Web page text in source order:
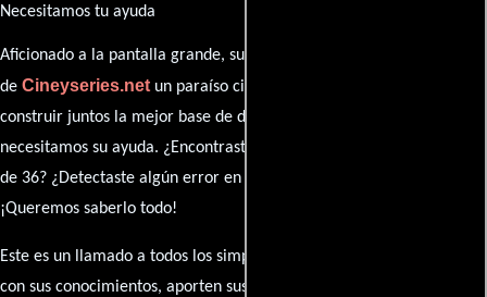
Necesitamos tu ayuda
Aficionado a la pantalla grande, su participación es clave para hacer
de Cineyseries.netun paraíso cinéfilo completo. Queremos
construir juntos la mejor base de datos cinematográfica, pero
necesitamos su ayuda. ¿Encontraste algún dato faltante en la ficha
de 36? ¿Detectaste algún error en la sinopsis o el elenco?
¡Queremos saberlo todo!
Este es un llamado a todos los simpatizantes del cine: contribuyan
con sus conocimientos, aporten sus descubrimientos y compartan